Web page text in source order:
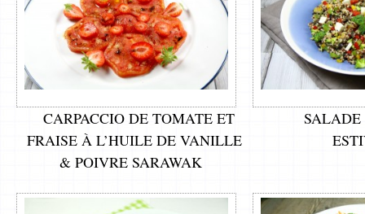
CARPACCIO DE TOMATE ET
FRAISE À L’HUILE DE VANILLE
& POIVRE SARAWAK